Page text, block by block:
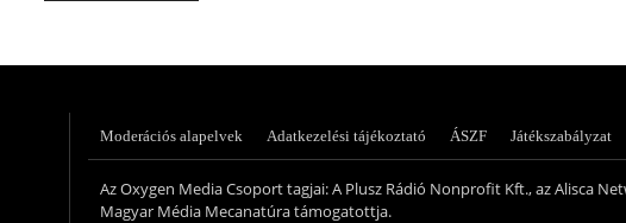
Moderációs alapelvek Adatkezelési tájékoztató ÁSZF Játékszabályzat
Az Oxygen Media Csoport tagjai: A Plusz Rádió Nonprofit Kft., az Alisca
Magyar Média Mecanatúra támogatottja.